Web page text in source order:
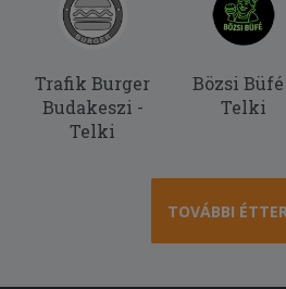
Trafik Burger
Budakeszi -
Telki
Bözsi Büfé
Telki
TOVÁBBI